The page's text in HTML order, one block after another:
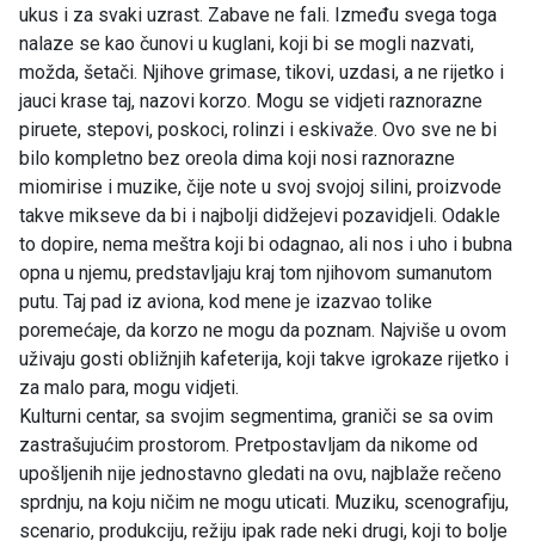
ukus i za svaki uzrast. Zabave ne fali. Između svega toga
nalaze se kao čunovi u kuglani, koji bi se mogli nazvati,
možda, šetači. Njihove grimase, tikovi, uzdasi, a ne rijetko i
jauci krase taj, nazovi korzo. Mogu se vidjeti raznorazne
piruete, stepovi, poskoci, rolinzi i eskivaže. Ovo sve ne bi
bilo kompletno bez oreola dima koji nosi raznorazne
miomirise i muzike, čije note u svoj svojoj silini, proizvode
takve mikseve da bi i najbolji didžejevi pozavidjeli. Odakle
to dopire, nema meštra koji bi odagnao, ali nos i uho i bubna
opna u njemu, predstavljaju kraj tom njihovom sumanutom
putu. Taj pad iz aviona, kod mene je izazvao tolike
poremećaje, da korzo ne mogu da poznam. Najviše u ovom
uživaju gosti obližnjih kafeterija, koji takve igrokaze rijetko i
za malo para, mogu vidjeti.
Kulturni centar, sa svojim segmentima, graniči se sa ovim
zastrašujućim prostorom. Pretpostavljam da nikome od
upošljenih nije jednostavno gledati na ovu, najblaže rečeno
sprdnju, na koju ničim ne mogu uticati. Muziku, scenografiju,
scenario, produkciju, režiju ipak rade neki drugi, koji to bolje